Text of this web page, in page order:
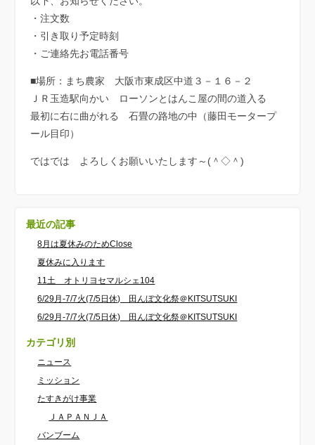
・注文数
・引き取り予定時刻
・ご連絡先お電話番号
■場所：まち農家 大阪市東成区中道３－１６－２
ＪＲ玉造駅向かい ローソンとはんこ屋の間の道入る
最初に右に曲がれる 石畳の路地の中（藤田モータープ
ール目印）
ではでは よろしくお願いいたします～(＾◇＾)
最近の記事
8月は夏休みのためClose
夏休みに入ります
11土 オトリヨセマルシェ104
6/29月-7/7火(7/5日休) 田んぼ文化祭＠KITSUTSUKI
6/29月-7/7火(7/5日休) 田んぼ文化祭＠KITSUTSUKI
カテゴリ別
ニュース
ミッション
たすきがけ事業
ＪＡＰＡＮＪＡ
バンブーム